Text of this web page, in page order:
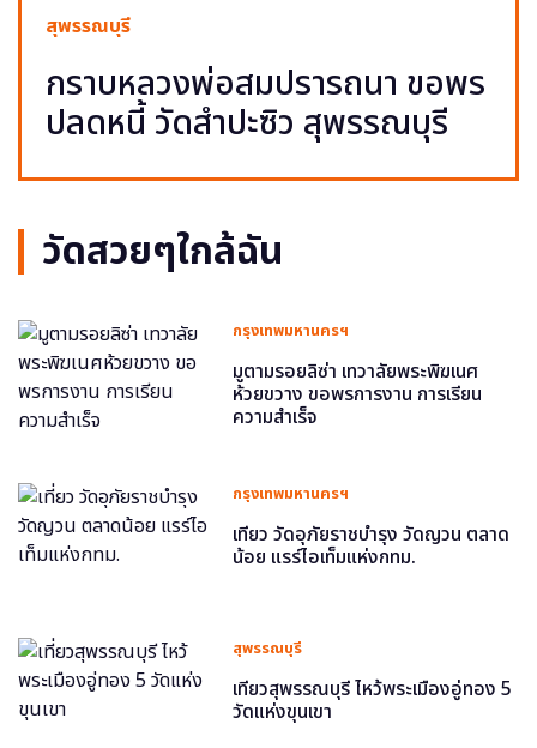
สุพรรณบุรี
กราบหลวงพ่อสมปรารถนา ขอพร
ปลดหนี้ วัดสำปะซิว สุพรรณบุรี
วัดสวยๆใกล้ฉัน
กรุงเทพมหานครฯ
มูตามรอยลิซ่า เทวาลัยพระพิฆเนศ
ห้วยขวาง ขอพรการงาน การเรียน
ความสำเร็จ
กรุงเทพมหานครฯ
เที่ยว วัดอุภัยราชบำรุง วัดญวน ตลาด
น้อย แรร์ไอเท็มแห่งกทม.
สุพรรณบุรี
เที่ยวสุพรรณบุรี ไหว้พระเมืองอู่ทอง 5
วัดแห่งขุนเขา